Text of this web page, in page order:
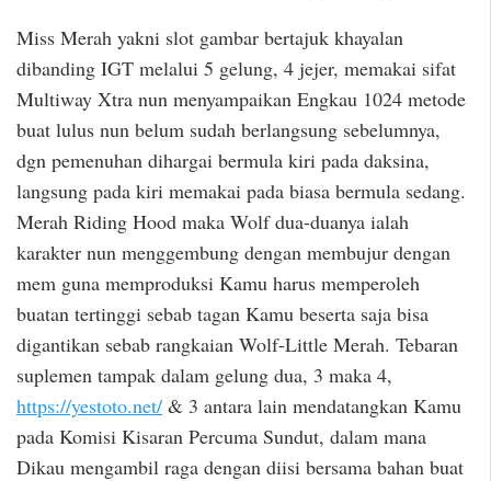
Miss Merah yakni slot gambar bertajuk khayalan
dibanding IGT melalui 5 gelung, 4 jejer, memakai sifat
Multiway Xtra nun menyampaikan Engkau 1024 metode
buat lulus nun belum sudah berlangsung sebelumnya,
dgn pemenuhan dihargai bermula kiri pada daksina,
langsung pada kiri memakai pada biasa bermula sedang.
Merah Riding Hood maka Wolf dua-duanya ialah
karakter nun menggembung dengan membujur dengan
mem guna memproduksi Kamu harus memperoleh
buatan tertinggi sebab tagan Kamu beserta saja bisa
digantikan sebab rangkaian Wolf-Little Merah. Tebaran
suplemen tampak dalam gelung dua, 3 maka 4,
https://yestoto.net/ & 3 antara lain mendatangkan Kamu
pada Komisi Kisaran Percuma Sundut, dalam mana
Dikau mengambil raga dengan diisi bersama bahan buat